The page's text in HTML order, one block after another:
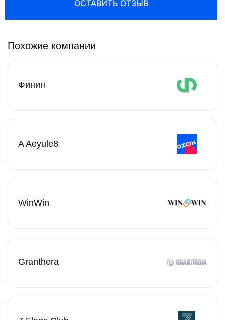
ОСТАВИТЬ ОТЗЫВ
Похожие компании
Финин
A Aeyule8
WinWin
Granthera